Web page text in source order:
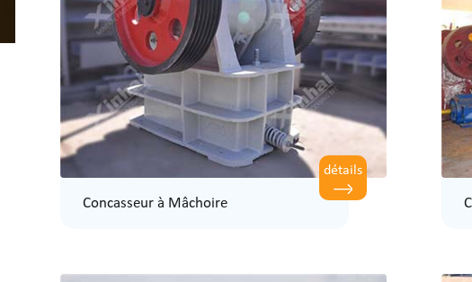
Concasseur à Mâchoire
détails